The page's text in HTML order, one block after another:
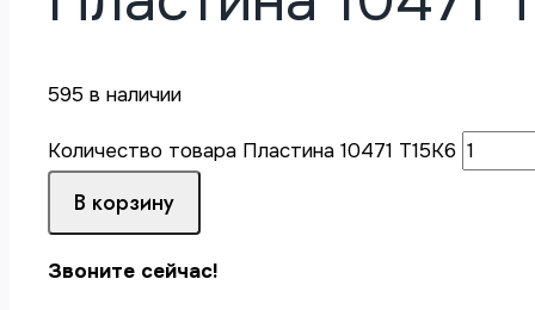
595 в наличии
Количество товара Пластина 10471 Т15К6
В корзину
Звоните сейчас!